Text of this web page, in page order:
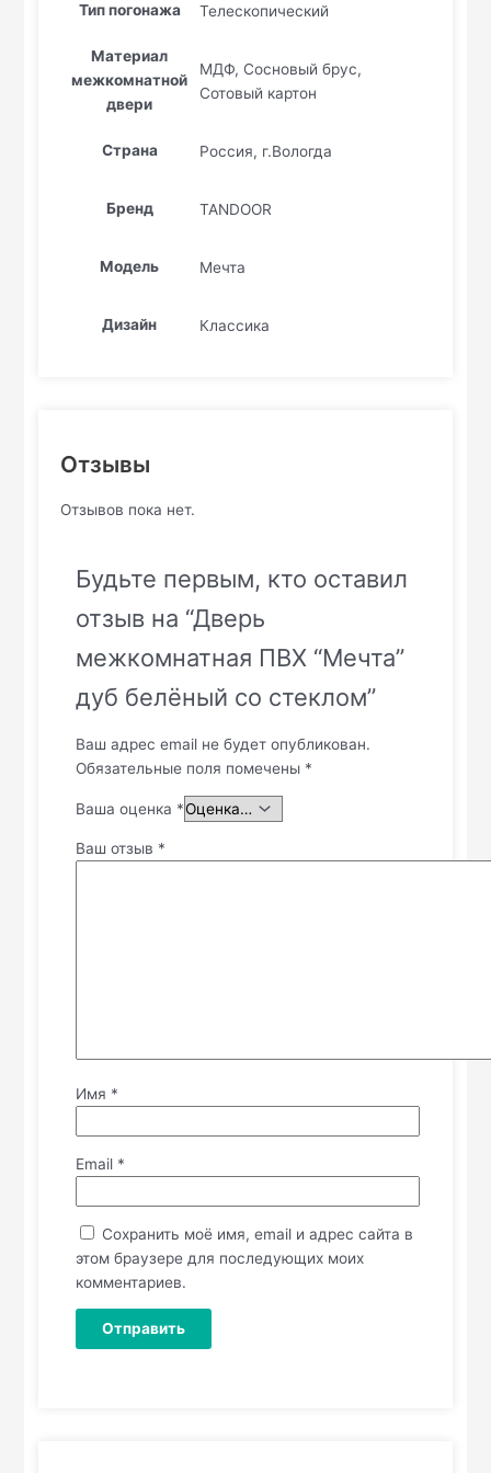
Тип погонажа Телескопический
Материал
межкомнатной
двери
МДФ, Сосновый брус,
Сотовый картон
Страна Россия, г.Вологда
Бренд TANDOOR
Модель Мечта
Дизайн Классика
Отзывы
Отзывов пока нет.
Будьте первым, кто оставил
отзыв на “Дверь
межкомнатная ПВХ “Мечта”
дуб белёный со стеклом”
Ваш адрес email не будет опубликован.
Обязательные поля помечены *
Ваша оценка *
Ваш отзыв *
Имя *
Email *
Сохранить моё имя, email и адрес сайта в
этом браузере для последующих моих
комментариев.